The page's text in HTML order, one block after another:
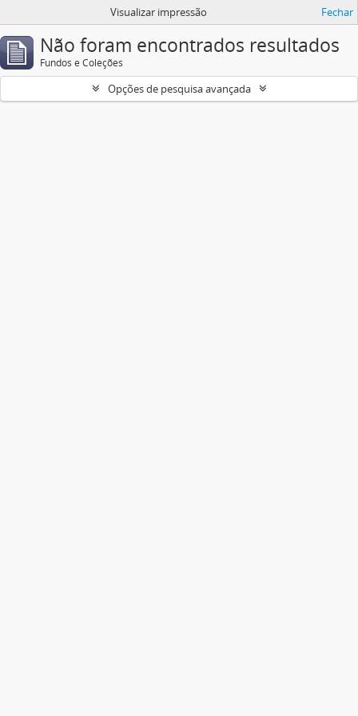
Visualizar impressão Fechar
Não foram encontrados resultados
Fundos e Coleções
Opções de pesquisa avançada